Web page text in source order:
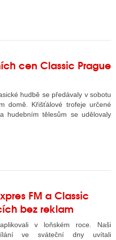
cen Classic Prague
hudbě se předávaly v sobotu
domě. Křišťálové trofeje určené
hudebním tělesům se udělovaly
FM a Classic
bez reklam
v loňském roce. Naši
ve sváteční dny uvítali